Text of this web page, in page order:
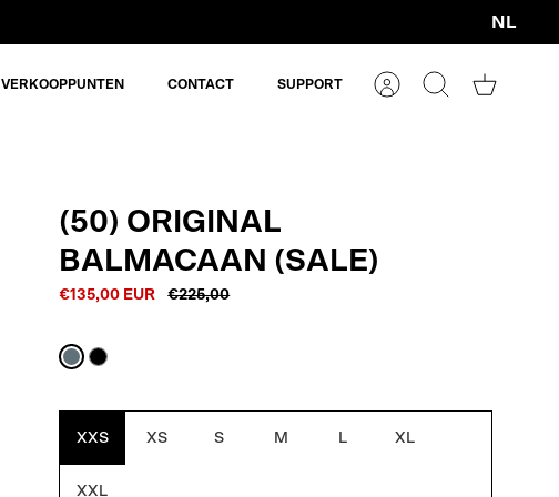
Valuta
NL
VERKOOPPUNTEN CONTACT SUPPORT
AccountZoeken
(50) ORIGINAL
BALMACAAN (SALE)
€135,00 EUR €225,00
BlueBlack
XXS XS S M L XL
XXL